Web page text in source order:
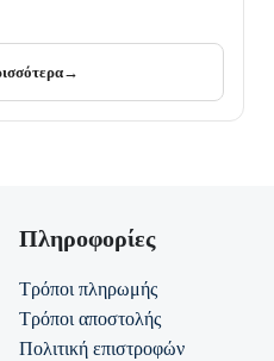
→
Πληροφορίες
Τρόποι πληρωμής
Τρόποι αποστολής
Πολιτική επιστροφών